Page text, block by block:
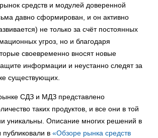
средств и модулей доверенной
давно сформирован, и он активно
не только за счёт постоянных
угроз, но и благодаря
своевременно вносят новые
информации и неустанно следят за
существующих.
СДЗ и МДЗ представлено
таких продуктов, и все они в той
уникальны. Описание многих решений в
в «Обзоре рынка средств